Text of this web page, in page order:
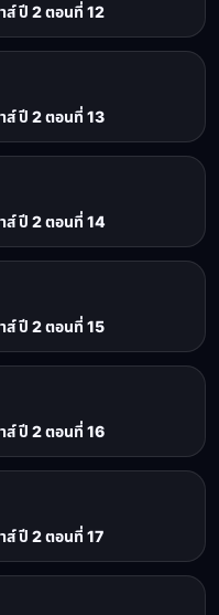
ส์ ปี 2 ตอนที่ 12
ส์ ปี 2 ตอนที่ 13
ส์ ปี 2 ตอนที่ 14
ส์ ปี 2 ตอนที่ 15
ส์ ปี 2 ตอนที่ 16
ส์ ปี 2 ตอนที่ 17